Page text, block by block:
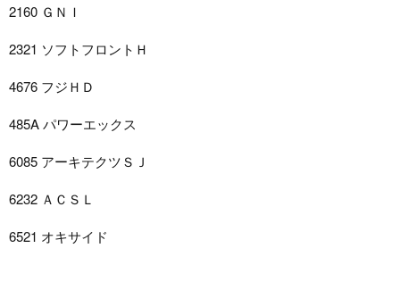
2160 ＧＮＩ
2321 ソフトフロントＨ
4676 フジＨＤ
485A パワーエックス
6085 アーキテクツＳＪ
6232 ＡＣＳＬ
6521 オキサイド